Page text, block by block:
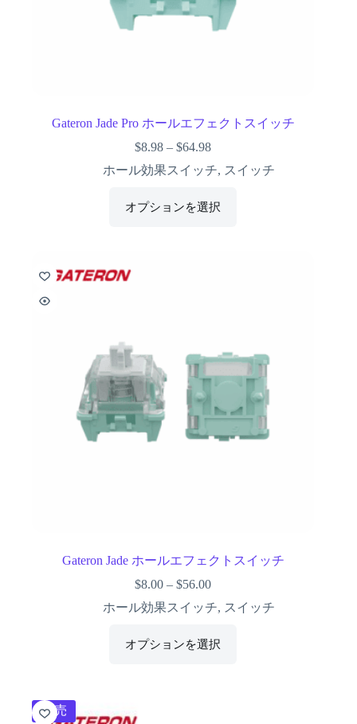
Gateron Jade Pro ホールエフェクトスイッチ
$8.98 –$64.98
ホール効果スイッチ, スイッチ
オプションを選択
Gateron Jade ホールエフェクトスイッチ
$8.00 –$56.00
ホール効果スイッチ, スイッチ
オプションを選択
販売